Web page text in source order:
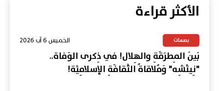
الأكثر قراءة
بصمات الخميس 6 آب 2026
بَينَ المِطرَقَةِ والهِلال! في ذِكرى الوَفاة..
"نِيتْشِه" وَمُلاقاةُ الثَّقافَةِ الإسلامِيَّة!